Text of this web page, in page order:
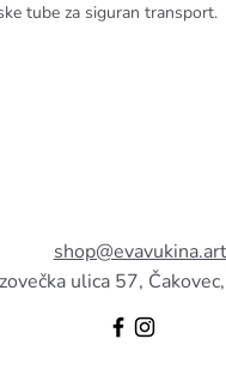
tube za siguran transport.
shop@evavukina.art
ulica 57,